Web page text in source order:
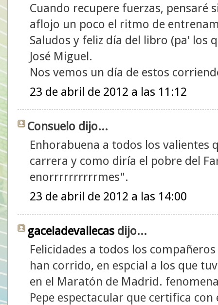
Cuando recupere fuerzas, pensaré
aflojo un poco el ritmo de
Saludos y feliz día del libro (pa' los
José Miguel.
Nos vemos un día de estos
23 de abril de 2012 a las 11:12
Consuelo dijo...
Enhorabuena a todos los valientes
carrera y como diría el pobre del
enorrrrrrrrrrmes".
23 de abril de 2012 a las 14:00
gaceladevallecas dijo...
Felicidades a todos los
han corrido, en espcial a los que
en el Maratón de Madrid.
Pepe espectacular que certifica